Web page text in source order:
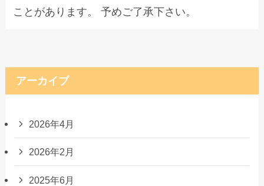
ことがあります。 予めご了承下さい。
アーカイブ
2026年4月
2026年2月
2025年6月